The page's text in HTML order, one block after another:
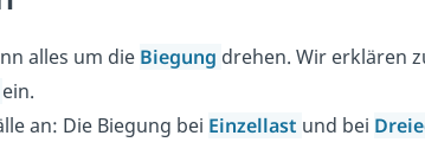
alles um die Biegung drehen. Wir erklären
ein.
an: Die Biegung bei Einzellast und bei